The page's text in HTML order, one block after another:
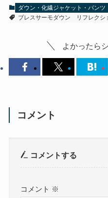
ダウン・化繊ジャケット・パンツ
ブレスサーモダウン
リフレクシ
よかったら
コメント
コメントする
コメント ※